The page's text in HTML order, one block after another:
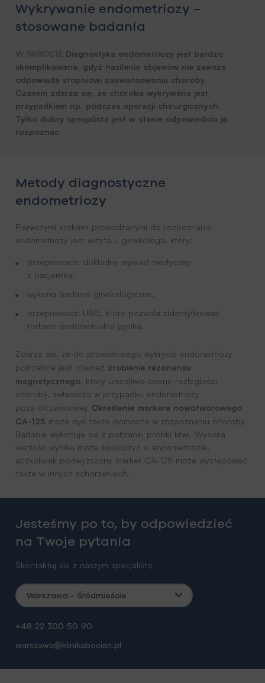
Wykrywanie endometriozy –
stosowane badania
Diagnostyka endometriozy jest bardzo
skomplikowana, gdyż nasilenie objawów nie zawsze
odpowiada stopniowi zaawansowania choroby.
Czasem zdarza się, że choroba wykrywana jest
przypadkiem np. podczas operacji chirurgicznych.
Tylko dobry specjalista jest w stanie odpowiednio ją
rozpoznać.
Metody diagnostyczne
endometriozy
Pierwszymi krokami prowadzącymi do rozpoznania
endometriozy jest wizyta u ginekologa, który:
przeprowadzi dokładny wywiad medyczny
z pacjentką,
wykona badanie ginekologiczne,
przeprowadzi USG, które pozwala zidentyfikować
torbiele endometrialne jajnika.
Zdarza się, że do prawidłowego wykrycia endometriozy
potrzebne jest również zrobienie rezonansu
magnetycznego , który umożliwia ocenę rozległości
choroby, zwłaszcza w przypadku endometriozy
poza otrzewnowej. Określenie markera nowotworowego
CA-125 może być także pomocne w rozpoznaniu choroby.
Badanie wykonuje się z pobranej próbki krwi. Wysoka
wartość wyniku może świadczyć o endometriozie,
aczkolwiek podwyższony marker CA-125 może występować
także w innych schorzeniach.
Jesteśmy po to, by odpowiedzieć
na Twoje pytania
Skontaktuj się z naszym specjalistą
Warszawa - Śródmieście
+48 22 300 50 90
warszawa@klinikabocian.pl